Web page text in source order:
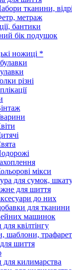
тканини,
метраж
бантики
бік подушок
ножиці *
різні
мікси
для сумок,
для шиття
до них
для тканини
машинок
квілтінгу
шаблони,
шиття
килимарства